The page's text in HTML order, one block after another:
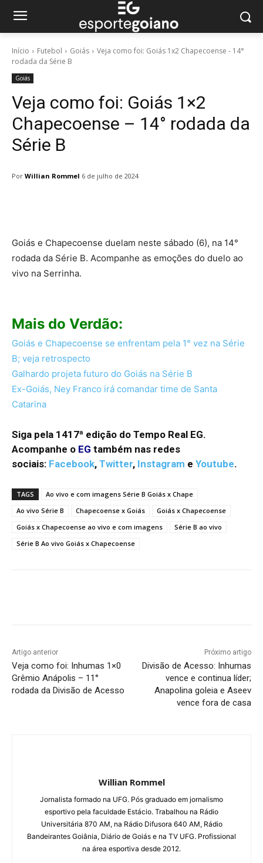
Início Futebol Goiás
Veja como foi: Goiás 1x2 Chapecoense - 14°
rodada da Série B
Goiás
Veja como foi: Goiás 1×2
Chapecoense – 14° rodada da
Série B
Por Willian Rommel 6 de julho de 2024
Goiás e Chapecoense duelam neste sábado (6), na 14°
rodada da Série B. Acompanhe as emoções do duelo ao
vivo na Serrinha.
Mais do Verdão:
Goiás e Chapecoense se enfrentam pela 1° vez na Série
B; veja retrospecto
Galhardo projeta futuro do Goiás na Série B
Ex-Goiás, Ney Franco irá comandar time de Santa
Catarina
Siga pela 1417ª edição do Tempo Real EG.
Acompanhe o EG também nas redes
sociais: Facebook, Twitter, Instagram e Youtube.
TAGS
Ao vivo e com imagens Série B Goiás x Chape
Ao vivo Série B
Chapecoense x Goiás
Goiás x Chapecoense
Goiás x Chapecoense ao vivo e com imagens
Série B ao vivo
Série B Ao vivo Goiás x Chapecoense
Artigo anterior
Veja como foi: Inhumas 1×0
Grêmio Anápolis – 11°
rodada da Divisão de Acesso
Próximo artigo
Divisão de Acesso: Inhumas
vence e continua líder;
Anapolina goleia e Aseev
vence fora de casa
Willian Rommel
Jornalista formado na UFG. Pós graduado em jornalismo
esportivo pela faculdade Estácio. Trabalhou na Rádio
Universitária 870 AM, na Rádio Difusora 640 AM, Rádio
Bandeirantes Goiânia, Diário de Goiás e na TV UFG. Profissional
na área esportiva desde 2012.